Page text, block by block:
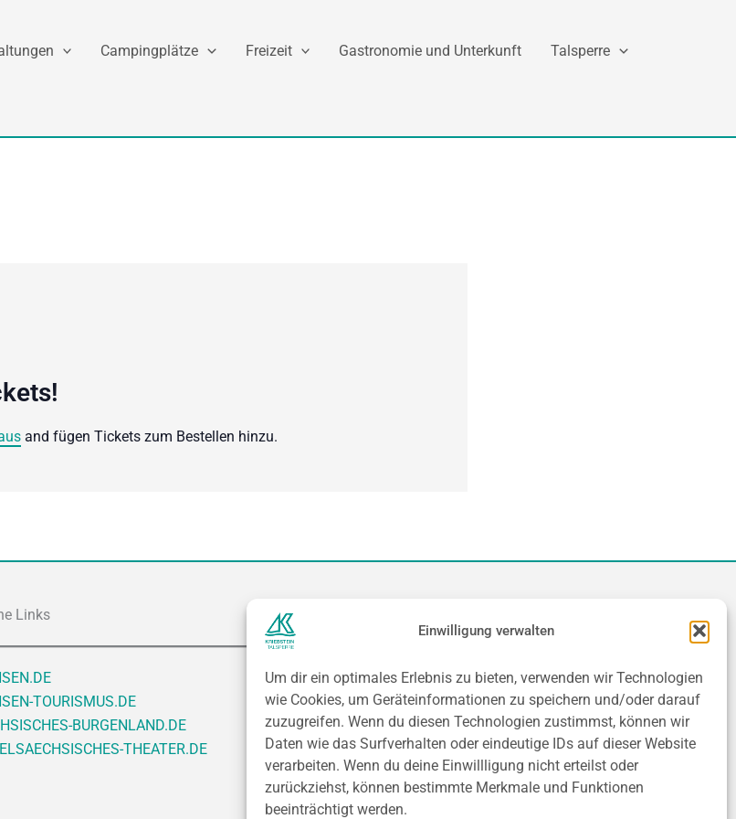
Einwilligung verwalten
Um dir ein optimales Erlebnis zu bieten, verwenden wir Technologien
wie Cookies, um Geräteinformationen zu speichern und/oder darauf
zuzugreifen. Wenn du diesen Technologien zustimmst, können wir
Daten wie das Surfverhalten oder eindeutige IDs auf dieser Website
verarbeiten. Wenn du deine Einwillligung nicht erteilst oder
zurückziehst, können bestimmte Merkmale und Funktionen
beeinträchtigt werden.
Campingplätze Freizeit Gastronomie und Unterkunft Talsperre
and fügen Tickets zum Bestellen hinzu.
Links
TOURISMUS.DE
BURGENLAND.DE
THEATER.DE
An der Talsperre 1
09648 Kriebstein
Tel.: 034327 / 93153
Fax: 034327 / 68338
E-Mail:info[at]kriebsteintalsperre.de